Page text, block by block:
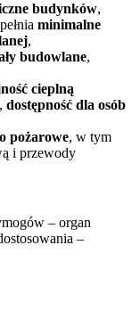
budynków,
minimalne
,
budowlane,
cieplną
, dostępność dla osób
pożarowe, w tym
i przewody
– organ
–